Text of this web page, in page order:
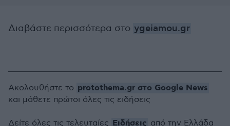
Διαβάστε περισσότερα στο ygeiamou.gr
Ακολουθήστε το protothema.gr στο Google News
και μάθετε πρώτοι όλες τις ειδήσεις
Δείτε όλες τις τελευταίες Ειδήσεις από την Ελλάδα